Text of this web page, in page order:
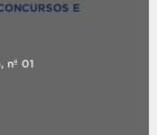
E
nº 01